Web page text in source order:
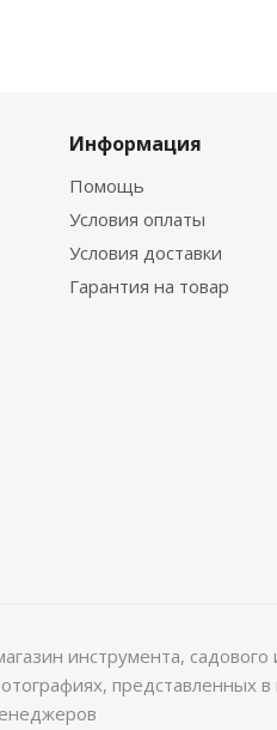
Информация
Помощь
Условия оплаты
Условия доставки
Гарантия на товар
инструмента,
представленных